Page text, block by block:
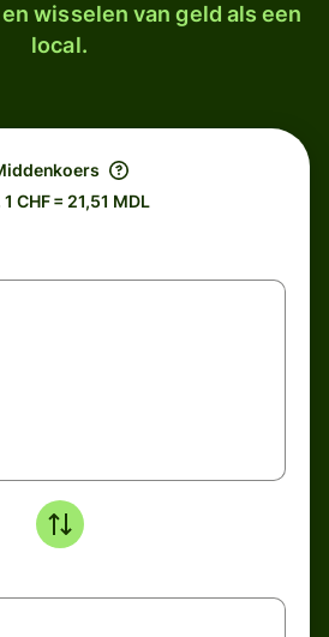
wisselen van geld als een
local.
1 CHF = 21,51 MDL